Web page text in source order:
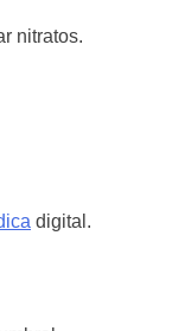
nitratos.
digital.